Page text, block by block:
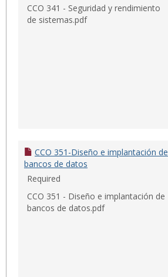
CCO 341 - Seguridad y rendimiento
de sistemas.pdf
CCO 351-Diseño e implantación de
bancos de datos
Required
CCO 351 - Diseño e implantación de
bancos de datos.pdf